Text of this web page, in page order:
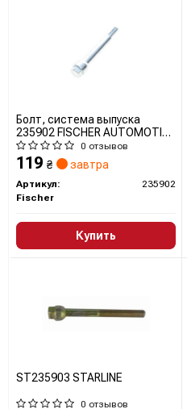
Болт, система выпуска
235902 FISCHER AUTOMOTIVE
ONE
0 отзывов
119 ₴ завтра
Артикул:
235902
Fischer
Купить
ST235903 STARLINE
0 отзывов